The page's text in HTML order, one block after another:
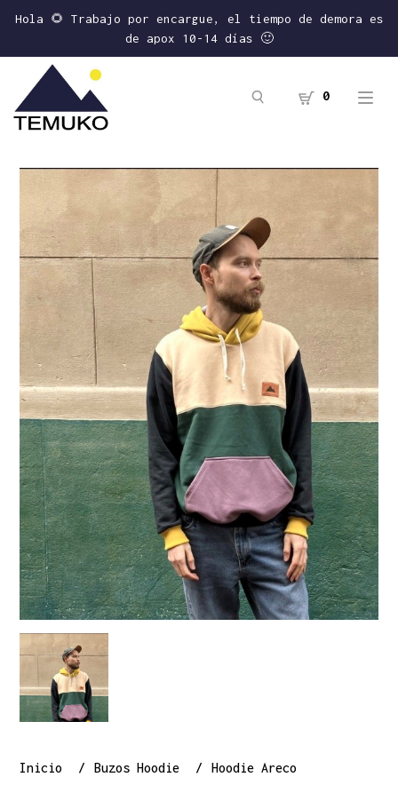
Hola 🌻 Trabajo por encargue, el tiempo de demora es
de apox 10-14 días 🙂
0
Inicio Buzos Hoodie Hoodie Areco